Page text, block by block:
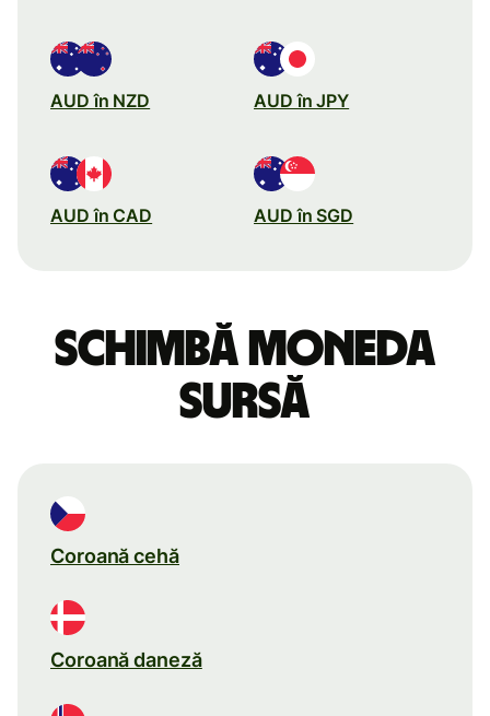
AUD în NZD AUD în JPY
AUD în CAD AUD în SGD
Schimbă moneda
sursă
Coroană cehă
Coroană daneză